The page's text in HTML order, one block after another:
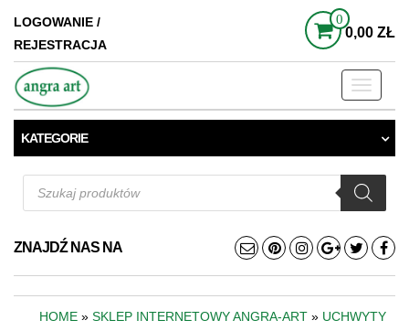
LOGOWANIE /
REJESTRACJA
0
0,00 ZŁ
Toggle
KATEGORIE
Wyszukiwarka
produktów
ZNAJDŹ NAS NA
HOME » SKLEP INTERNETOWY ANGRA-ART » UCHWYTY